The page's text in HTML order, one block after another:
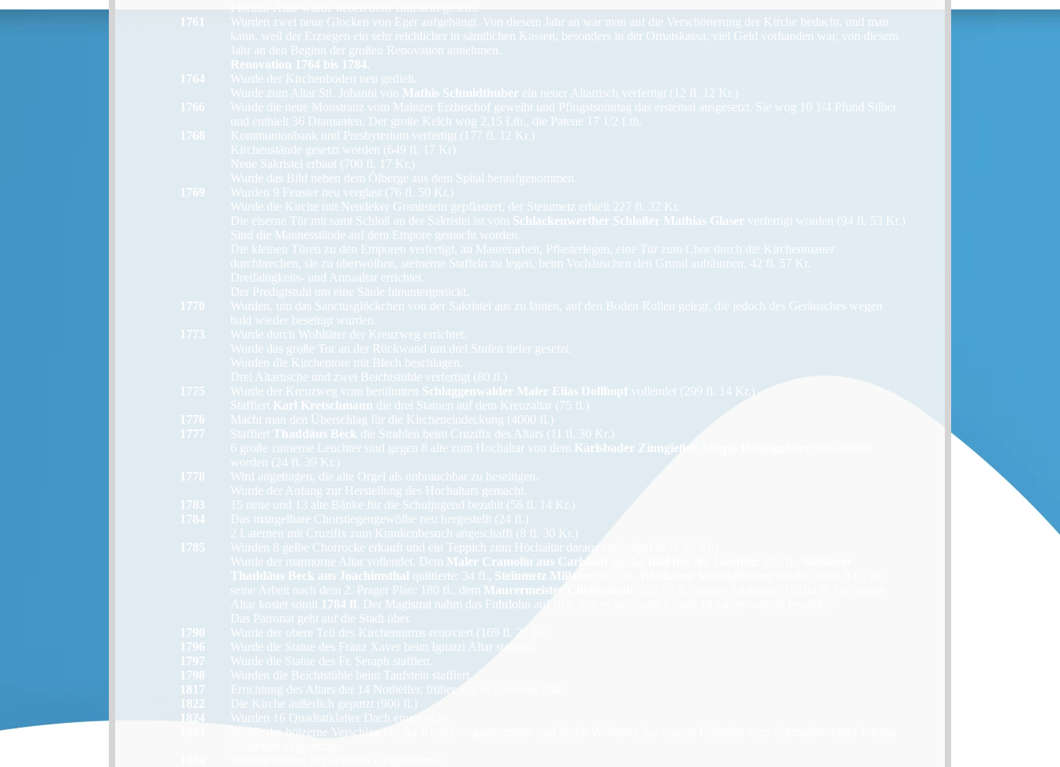
Floriani-Altar wurde neben dem Taufstein gesetzt.
1761
Wurden zwei neue Glocken von Eger aufgehängt. Von diesem Jahr an war man auf die Verschönerung der Kirche bedacht, und man
kann, weil der Erzsegen ein sehr reichlicher in sämtlichen Kassen, besonders in der Ornatskassa, viel Geld vorhanden war, von diesem
Jahr an den Beginn der großen Renovation annehmen.
Renovation 1764 bis 1784
1764
Wurde der Kirchenboden neu gedielt.
Wurde zum Altar Sti. Johanni von Mathis Schmidthuber ein neuer Altartisch verfertigt (12 fl. 12 Kr.)
1766
Wurde die neue Monstranz vom Mainzer Erzbischof geweiht und Pfingstsonntag das erstemal ausgesetzt. Sie wog 10 1/4 Pfund Silber
und enthielt 36 Diamanten. Der große Kelch wog 2,15 Lth., die Patene 17 1/2 Lth.
1768
Kommunionbank und Presbyterium verfertigt (177 fl. 12 Kr.)
Kirchenstände gesetzt worden (649 fl. 17 Kr)
Neue Sakristei erbaut (700 fl. 17 Kr.)
Wurde das Bild neben dem Ölberge aus dem Spital heraufgenommen.
1769
Wurden 9 Fenster neu verglast (76 fl. 50 Kr.)
Wurde die Kirche mit Neudeker Granitstein gepflastert, der Steinmetz erhielt 227 fl. 32 Kr.
Die eiserne Tür mit samt Schloß an der Sakristei ist vom Schlackenwerther Schloßer Mathias Glaser verfertigt worden (94 fl. 53 Kr.)
Sind die Mannesstände auf dem Empore gemacht worden.
Die kleinen Türen zu den Emporen verfertigt, an Maurerarbeit, Pflasterlegen, eine Tür zum Chor durch die Kirchenmauer
durchbrechen, sie zu überwölben, steinerne Staffeln zu legen, beim Vorhäuschen den Grund aufräumen, 42 fl. 57 Kr.
Dreifaltigkeits- und Annaaltar errichtet.
Der Predigtstuhl um eine Säule hinuntergerückt.
1770
Wurden, um das Sanctusglöckchen von der Sakristei aus zu läuten, auf den Boden Rollen gelegt, die jedoch des Geräusches wegen
bald wieder beseitigt wurden.
1773
Wurde durch Wohltäter der Kreuzweg errichtet.
Wurde das große Tor an der Rückwand um drei Stufen tiefer gesetzt.
Wurden die Kirchentore mit Blech beschlagen.
Drei Altartische und zwei Beichtstühle verfertigt (80 fl.)
1775
Wurde der Kreuzweg vom berühmten Schlaggenwalder Maler Elias Dollhopf vollendet (299 fl. 14 Kr.)
Staffiert Karl Kretschmann die drei Statuen auf dem Kreuzaltar (75 fl.)
1776
Macht man den Überschlag für die Kircheneindeckung (4000 fl.)
1777
Staffiert Thaddäus Beck die Strahlen beim Cruzifix des Altars (11 fl. 30 Kr.)
6 große zinnerne Leuchter sind gegen 8 alte zum Hochaltar von dem Karlsbader Zinngießer Joseph Heilinggötter
worden (24 fl. 39 Kr.)
1778
Wird angetragen, die alte Orgel als unbrauchbar zu beseitigen.
Wurde der Anfang zur Herstellung des Hochaltars gemacht.
1783
15 neue und 13 alte Bänke für die Schuljugend bezahlt (56 fl. 14 Kr.)
1784
Das mangelbare Chorstiegengewölbe neu hergestellt (24 fl.)
2 Laternen mit Cruzifix zum Krankenbesuch angeschafft (8 fl. 30 Kr.)
1785
Wurden 8 gelbe Chorröcke erkauft und ein Teppich zum Hochaltar daraus verfertigt (26 fl. 10 Kr.)
Wurde der marmorne Altar vollendet. Dem Maler Cramolin aus Carlsbad
Thaddäus Beck aus Joachimsthal quittierte: 34 fl., Steinmetz Millauer
seine Arbeit nach dem 2. Prager Plan: 180 fl., dem Maurermeister Christianelli
Altar kostet somit 1784 fl . Der Magistrat nahm das Fuhrlohn auf sich, ließ es sich jedoch nach 18 Jahren wieder bezahlen.
Das Patronat geht auf die Stadt über.
1790
Wurde der obere Teil des Kirchenturms renoviert (169 fl. 22 Kr.)
1796
Wurde die Statue des Franz Xaver beim Ignatzi Altar staffiert.
1797
Wurde die Statue des Fr. Seraph staffiert.
1798
Wurden die Beichtstühle beim Taufstein staffiert.
1817
Errichtung des Altars der 14 Nothelfer, früher war er Antonius Altar.
1822
Die Kirche äußerlich geputzt (900 fl.)
1824
Wurden 16 Quadratklafter Dach eingedeckt.
Wurde der hölzerne Verschlag bei der Kirche weggenommen und durch Wohltäter das eiserne Geländer com Schmiedemeister Johann